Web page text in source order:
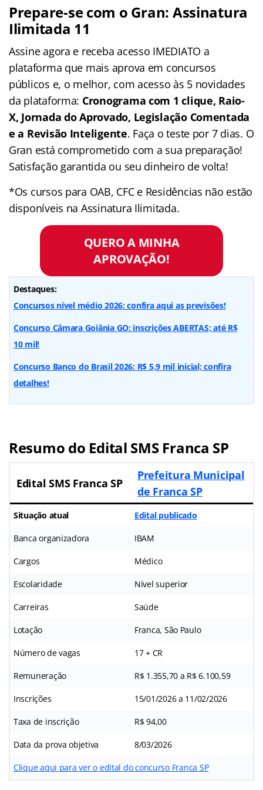
Prepare-se com o Gran: Assinatura
Ilimitada 11
Assine agora e receba acesso IMEDIATO a
plataforma que mais aprova em concursos
públicos e, o melhor, com acesso às 5 novidades
da plataforma: Cronograma com 1 clique, Raio-
X, Jornada do Aprovado, Legislação Comentada
e a Revisão Inteligente. Faça o teste por 7 dias. O
Gran está comprometido com a sua preparação!
Satisfação garantida ou seu dinheiro de volta!
*Os cursos para OAB, CFC e Residências não estão
disponíveis na Assinatura Ilimitada.
QUERO A MINHA
APROVAÇÃO!
Destaques:
Concursos nível médio 2026: confira aqui as previsões!
Concurso Câmara Goiânia GO: inscrições ABERTAS; até R$
10 mil!
Concurso Banco do Brasil 2026: R$ 5,9 mil inicial; confira
detalhes!
Resumo do Edital SMS Franca SP
Edital SMS Franca SP
Prefeitura Municipal
de Franca SP
Situação atual Edital publicado
Banca organizadora IBAM
Cargos Médico
Escolaridade Nível superior
Carreiras Saúde
Lotação Franca, São Paulo
Número de vagas 17 + CR
Remuneração R$ 1.355,70 a R$ 6.100,59
Inscrições 15/01/2026 a 11/02/2026
Taxa de inscrição R$ 94,00
Data da prova objetiva 8/03/2026
Clique aqui para ver o edital do concurso Franca SP